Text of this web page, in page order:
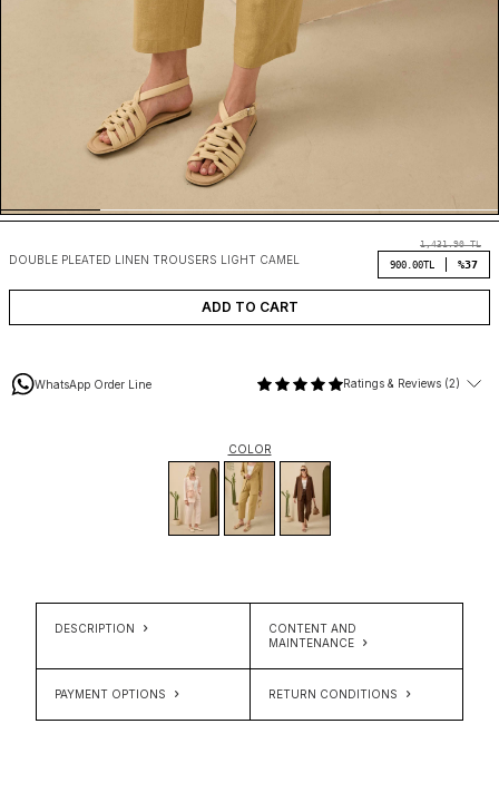
DOUBLE PLEATED LINEN TROUSERS LIGHT CAMEL
1,431.90TL
900.00TL %37
ADD TO CART
WhatsApp Order Line Ratings & Reviews (2)
COLOR
DESCRIPTION
CONTENT AND
MAINTENANCE
PAYMENT OPTIONS RETURN CONDITIONS